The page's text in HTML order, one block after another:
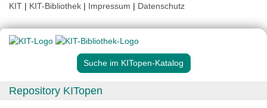
KIT | KIT-Bibliothek | Impressum | Datenschutz
Suche im KITopen-Katalog
Repository KITopen